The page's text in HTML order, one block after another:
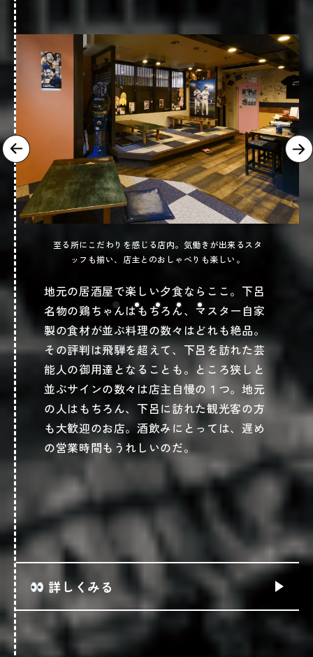
猟奇館 in 下呂温泉を詳しくみる
至る所にこだわりを感じる店内。気働きが出来るスタ
ッフも揃い、店主とのおしゃべりも楽しい。
地元の居酒屋で楽しい夕食ならここ。下呂
名物の鶏ちゃんはもちろん、マスター自家
製の食材が並ぶ料理の数々はどれも絶品。
その評判は飛騨を超えて、下呂を訪れた芸
能人の御用達となることも。ところ狭しと
並ぶサインの数々は店主自慢の１つ。地元
の人はもちろん、下呂に訪れた観光客の方
も大歓迎のお店。酒飲みにとっては、遅め
の営業時間もうれしいのだ。
詳しくみる